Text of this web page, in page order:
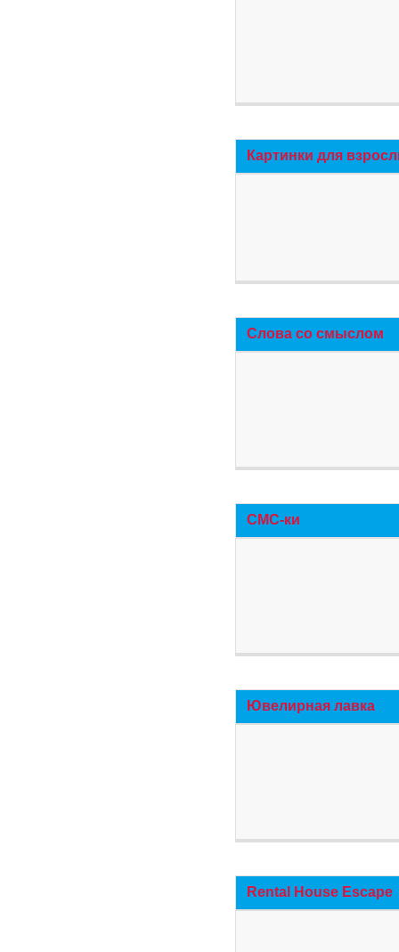
Картинки для
Слова со смыслом
СМС-ки
Ювелирная лавка
Rental House Escape